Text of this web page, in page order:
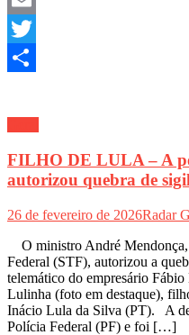
Email
Twitter
FILHO DE LULA – A
autorizou quebra de
26 de fevereiro de 2026Radar
O ministro André
Federal (STF), autorizou a
telemático do empresário
Lulinha (foto em destaque),
Inácio Lula da Silva (PT). A
Polícia Federal (PF) e foi […]